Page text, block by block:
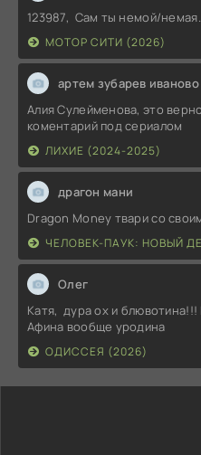
123987, Сам ты немой/немая.
МОТОР СИТИ (2026)
артем зубарев
Алия Сулейменова, это
коментарий под сериалом
ЛИХИЕ (2024-2025)
драгон мани
Dragon Money твари со
ЧЕЛОВЕК-ПАУК: НОВЫЙ
Олег
Катя, дура ох и
Афина вообще уродина
ОДИССЕЯ (2026)